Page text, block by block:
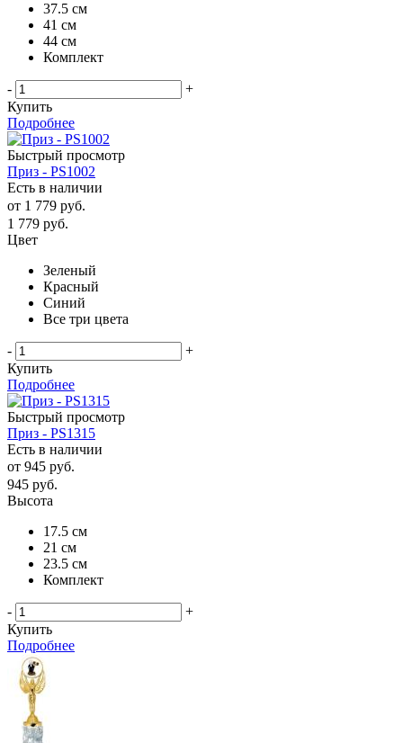
37.5 см
41 см
44 см
Комплект
-
+
Купить
Подробнее
Быстрый просмотр
Приз - PS1002
Есть в наличии
от 1 779 руб.
1 779 руб.
Цвет
Зеленый
Красный
Синий
Все три цвета
-
+
Купить
Подробнее
Быстрый просмотр
Приз - PS1315
Есть в наличии
от 945 руб.
945 руб.
Высота
17.5 см
21 см
23.5 см
Комплект
-
+
Купить
Подробнее